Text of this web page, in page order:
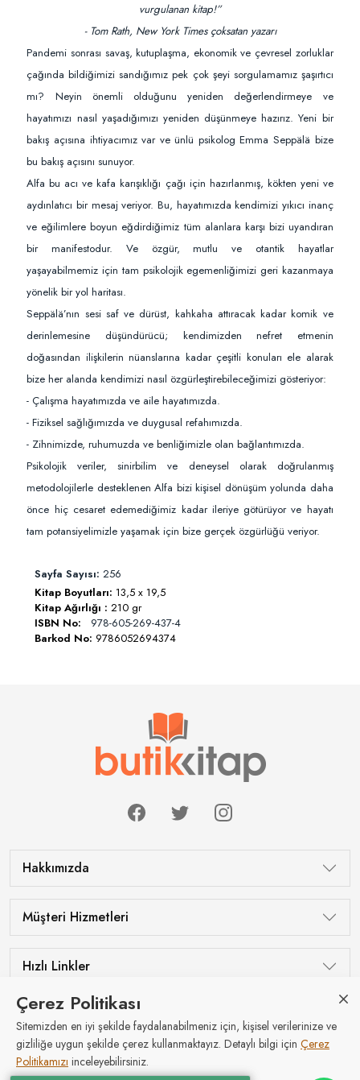
vurgulanan kitap!”
- Tom Rath, New York Times çoksatan yazarı
Pandemi sonrası savaş, kutuplaşma, ekonomik ve çevresel zorluklar
çağında bildiğimizi sandığımız pek çok şeyi sorgulamamız şaşırtıcı
mı? Neyin önemli olduğunu yeniden değerlendirmeye ve
hayatımızı nasıl yaşadığımızı yeniden düşünmeye hazırız. Yeni bir
bakış açısına ihtiyacımız var ve ünlü psikolog Emma Seppälä bize
bu bakış açısını sunuyor.
Alfa bu acı ve kafa karışıklığı çağı için hazırlanmış, kökten yeni ve
aydınlatıcı bir mesaj veriyor. Bu, hayatımızda kendimizi yıkıcı inanç
ve eğilimlere boyun eğdirdiğimiz tüm alanlara karşı bizi uyandıran
bir manifestodur. Ve özgür, mutlu ve otantik hayatlar
yaşayabilmemiz için tam psikolojik egemenliğimizi geri kazanmaya
yönelik bir yol haritası.
Seppälä’nın sesi saf ve dürüst, kahkaha attıracak kadar komik ve
derinlemesine düşündürücü; kendimizden nefret etmenin
doğasından ilişkilerin nüanslarına kadar çeşitli konuları ele alarak
bize her alanda kendimizi nasıl özgürleştirebileceğimizi gösteriyor:
- Çalışma hayatımızda ve aile hayatımızda.
- Fiziksel sağlığımızda ve duygusal refahımızda.
- Zihnimizde, ruhumuzda ve benliğimizle olan bağlantımızda.
Psikolojik veriler, sinirbilim ve deneysel olarak doğrulanmış
metodolojilerle desteklenen Alfa bizi kişisel dönüşüm yolunda daha
önce hiç cesaret edemediğimiz kadar ileriye götürüyor ve hayatı
tam potansiyelimizle yaşamak için bize gerçek özgürlüğü veriyor.
Sayfa Sayısı: 256
Kitap Boyutları: 13,5 x 19,5
Kitap Ağırlığı : 210 gr
ISBN No:
978-605-269-437-4
Barkod No: 9786052694374
Hakkımızda
Müşteri Hizmetleri
Hızlı Linkler
Tüm hakları saklıdır © Butik Kitap 2026
Çerez Politikası
Sitemizden en iyi şekilde faydalanabilmeniz için, kişisel verilerinize ve
gizliliğe uygun şekilde çerez kullanmaktayız. Detaylı bilgi için Çerez
Politikamızı inceleyebilirsiniz.